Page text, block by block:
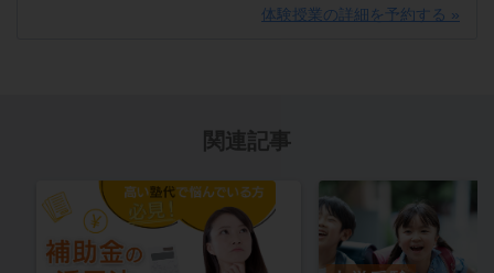
体験授業の詳細を予約する »
関連記事